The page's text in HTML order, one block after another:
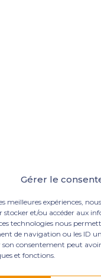
Gérer le
meilleures expériences,
stocker et/ou accéder aux
technologies nous
de navigation ou les ID
son consentement peut
et fonctions.